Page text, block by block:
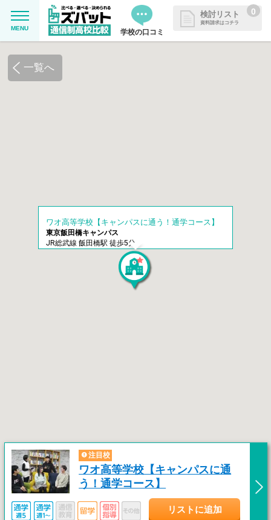
MENU 学校の口コミ
検討リスト
資料請求はコチラ
0
学校を探したい
掲載を希望される学校様へ
一覧へ
ワオ高等学校【キャンパスに通う！通学コース】
東京飯田橋キャンパス
JR総武線 飯田橋駅 徒歩5分
注目校
ワオ高等学校【キャンパスに通
う！通学コース】
リストに追加